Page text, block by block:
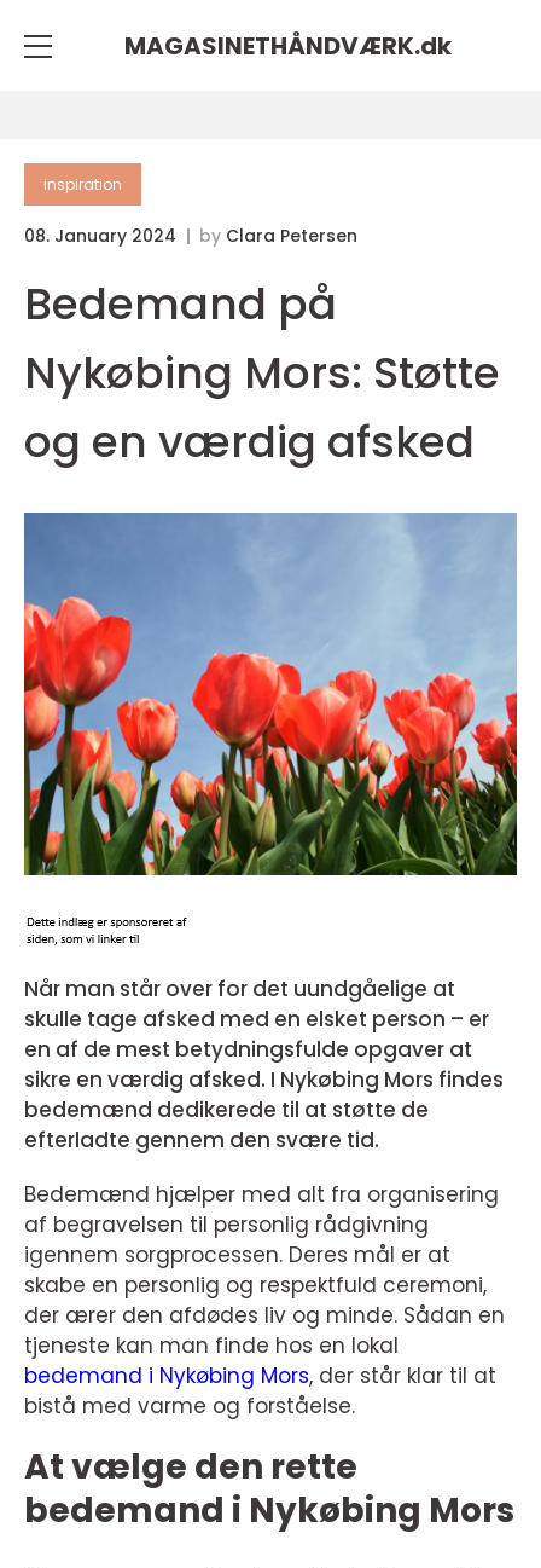
MAGASINETHÅNDVÆRK.dk
inspiration
08. January 2024 by Clara Petersen
Bedemand på
Nykøbing Mors: Støtte
og en værdig afsked
Når man står over for det uundgåelige at
skulle tage afsked med en elsket person – er
en af de mest betydningsfulde opgaver at
sikre en værdig afsked. I Nykøbing Mors findes
bedemænd dedikerede til at støtte de
efterladte gennem den svære tid.
Bedemænd hjælper med alt fra organisering
af begravelsen til personlig rådgivning
igennem sorgprocessen. Deres mål er at
skabe en personlig og respektfuld ceremoni,
der ærer den afdødes liv og minde. Sådan en
tjeneste kan man finde hos en lokal
bedemand i Nykøbing Mors, der står klar til at
bistå med varme og forståelse.
At vælge den rette
bedemand i Nykøbing Mors